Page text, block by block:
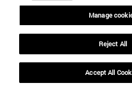
Manage
Reject All
Accept All